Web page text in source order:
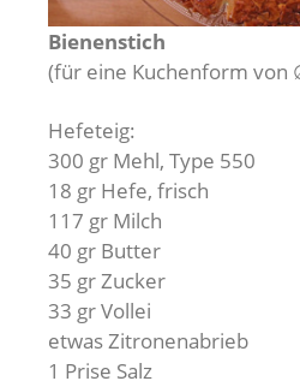
Bienenstich
(für eine Kuchenform von
Hefeteig:
300 gr Mehl, Type 550
18 gr Hefe, frisch
117 gr Milch
40 gr Butter
35 gr Zucker
33 gr Vollei
etwas Zitronenabrieb
1 Prise Salz